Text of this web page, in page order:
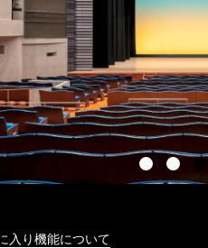
入り機能について